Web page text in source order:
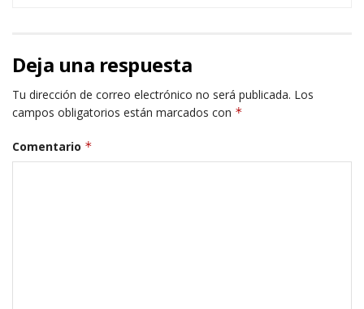
Deja una respuesta
Tu dirección de correo electrónico no será publicada. Los
campos obligatorios están marcados con *
Comentario *